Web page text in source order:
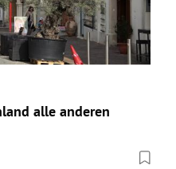
alle anderen